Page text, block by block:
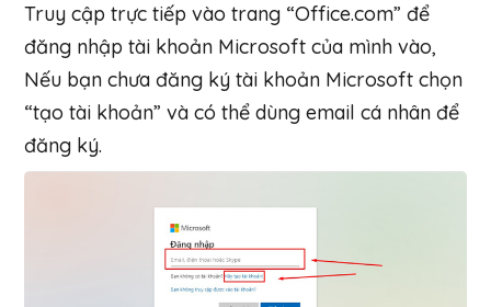
Truy cập trực tiếp vào trang “Office.com” để
đăng nhập tài khoản Microsoft của mình vào,
Nếu bạn chưa đăng ký tài khoản Microsoft chọn
“tạo tài khoản” và có thể dùng email cá nhân để
đăng ký.